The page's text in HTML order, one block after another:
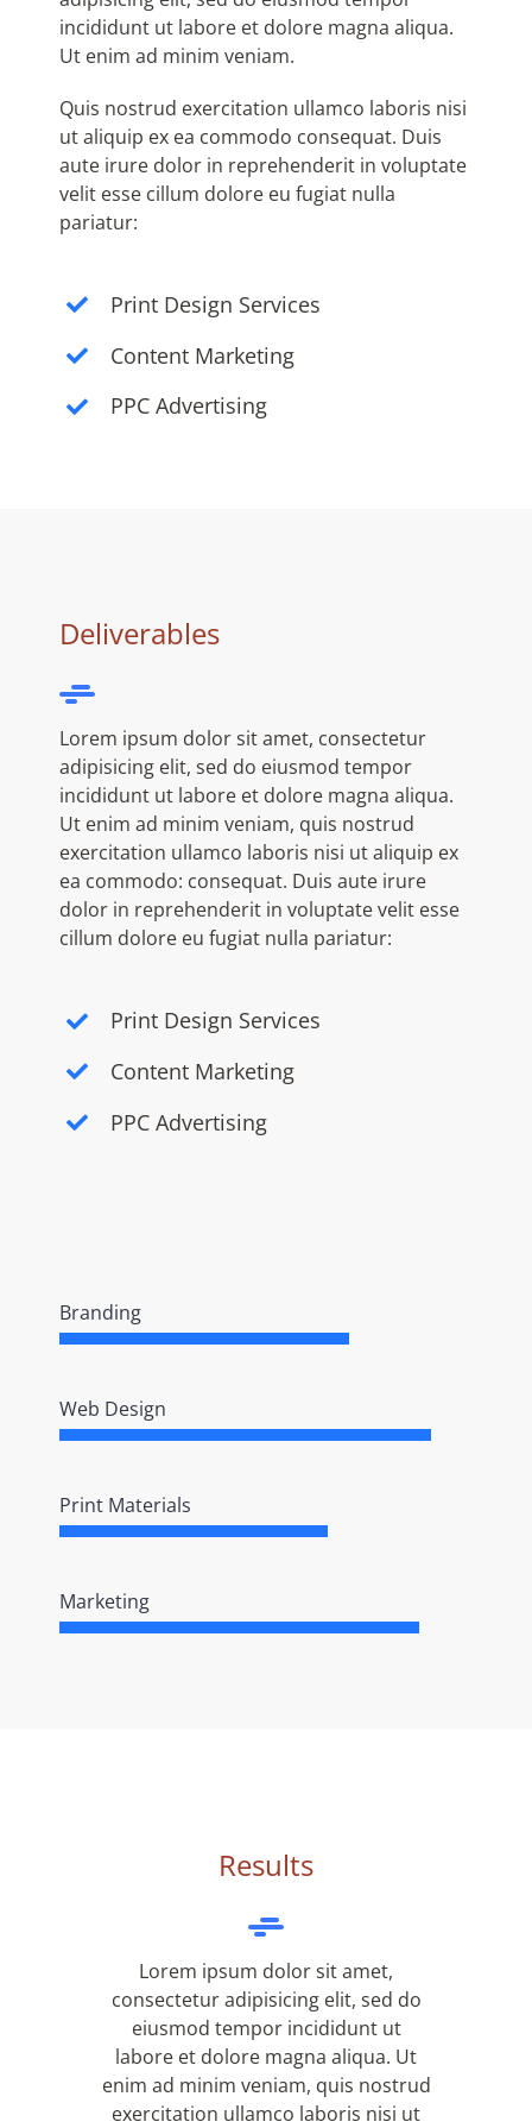
SUSTAINABILITY
CONTACT US
incididunt ut labore et dolore magna aliqua.
Ut enim ad minim veniam.
Quis nostrud exercitation ullamco laboris nisi
ut aliquip ex ea commodo consequat. Duis
aute irure dolor in reprehenderit in voluptate
velit esse cillum dolore eu fugiat nulla
pariatur:
Print Design Services
Content Marketing
PPC Advertising
Deliverables
Lorem ipsum dolor sit amet, consectetur
adipisicing elit, sed do eiusmod tempor
incididunt ut labore et dolore magna aliqua.
Ut enim ad minim veniam, quis nostrud
exercitation ullamco laboris nisi ut aliquip ex
ea commodo: consequat. Duis aute irure
dolor in reprehenderit in voluptate velit esse
cillum dolore eu fugiat nulla pariatur:
Print Design Services
Content Marketing
PPC Advertising
Branding
Web Design
Print Materials
Marketing
Results
Lorem ipsum dolor sit amet,
consectetur adipisicing elit, sed do
eiusmod tempor incididunt ut
labore et dolore magna aliqua. Ut
enim ad minim veniam, quis nostrud
exercitation ullamco laboris nisi ut